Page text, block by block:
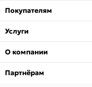
Покупателям
Услуги
О компании
Партнёрам